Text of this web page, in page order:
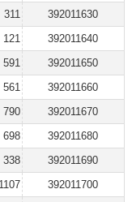
311
392011630
121
392011640
591
392011650
561
392011660
790
392011670
698
392011680
338
392011690
1107
392011700